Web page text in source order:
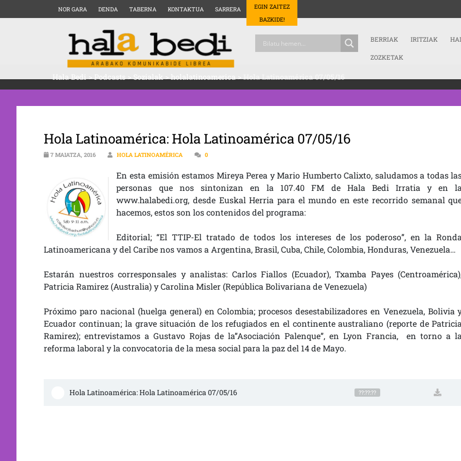
NOR GARA DENDA TABERNA KONTAKTUA SARRERA
EGIN ZAITEZ
BAZKIDE!
BERRIAK IRITZIAK
ZOZKETAK
Hala Bedi>Podcasts>Sozialak>holalatinoamerica>Hola Latinoamérica 07/05/16
Hola Latinoamérica: Hola Latinoamérica 07/05/16
7 MAIATZA, 2016 HOLA LATINOAMÉRICA 0
En esta emisión estamos Mireya Perea y Mario Humberto Calixto, saludamos a todas
personas que nos sintonizan en la 107.40 FM de Hala Bedi Irratia y en la
www.halabedi.org, desde Euskal Herria para el mundo en este recorrido semanal
hacemos, estos son los contenidos del programa:
Editorial; “El TTIP-El tratado de todos los intereses de los poderoso”, en la Ronda
Latinoamericana y del Caribe nos vamos a Argentina, Brasil, Cuba, Chile, Colombia, Honduras, Venezuela…
Estarán nuestros corresponsales y analistas: Carlos Fiallos (Ecuador), Txamba Payes
Patricia Ramirez (Australia) y Carolina Misler (República Bolivariana de Venezuela)
Próximo paro nacional (huelga general) en Colombia; procesos desestabilizadores en Venezuela, Bolivia
Ecuador continuan; la grave situación de los refugiados en el continente australiano (reporte de Patricia
Ramirez); entrevistamos a Gustavo Rojas de la”Asociación Palenque”, en Lyon Francia, en torno a la
reforma laboral y la convocatoria de la mesa social para la paz del 14 de Mayo.
Hola Latinoamérica: Hola Latinoamérica 07/05/16 ??:??:??